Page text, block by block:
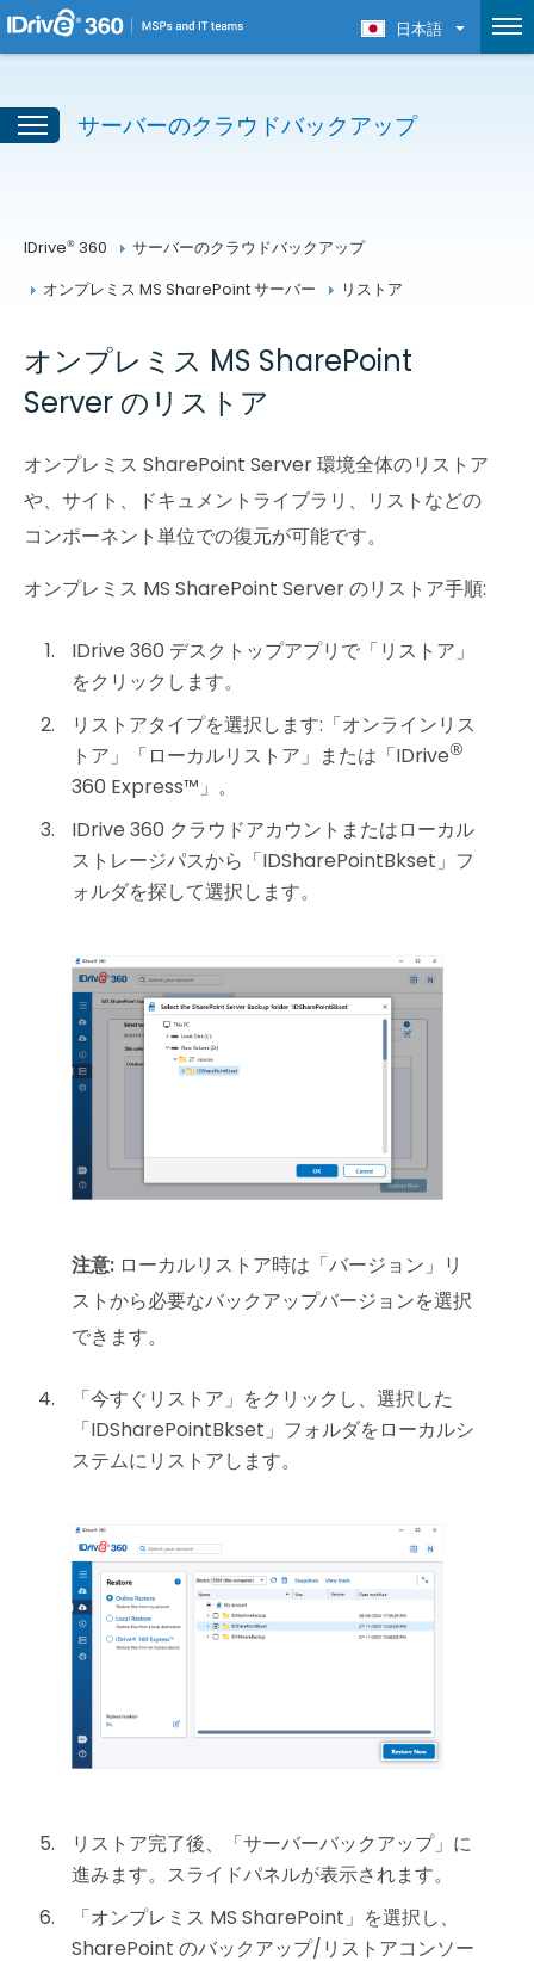
日本語
サーバーのクラウドバックアップ
IDrive® 360
サーバーのクラウドバックアップ
オンプレミス MS SharePoint サーバー
リストア
オンプレミス MS SharePoint
Server のリストア
オンプレミス SharePoint Server 環境全体のリストア
や、サイト、ドキュメントライブラリ、リストなどの
コンポーネント単位での復元が可能です。
オンプレミス MS SharePoint Server のリストア手順:
IDrive 360 デスクトップアプリで「リストア」
をクリックします。
リストアタイプを選択します:「オンラインリス
トア」「ローカルリストア」または「IDrive®
360 Express™」。
IDrive 360 クラウドアカウントまたはローカル
ストレージパスから「IDSharePointBkset」フ
ォルダを探して選択します。
注意: ローカルリストア時は「バージョン」リ
ストから必要なバックアップバージョンを選択
できます。
「今すぐリストア」をクリックし、選択した
「IDSharePointBkset」フォルダをローカルシ
ステムにリストアします。
リストア完了後、「サーバーバックアップ」に
進みます。スライドパネルが表示されます。
「オンプレミス MS SharePoint」を選択し、
SharePoint のバックアップ/リストアコンソー